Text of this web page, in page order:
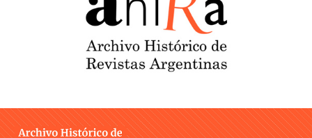
ARCHIVO DE REVISTAS
ESTUDIOS CRÍTICOS